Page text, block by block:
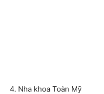
4. Nha khoa Toàn Mỹ